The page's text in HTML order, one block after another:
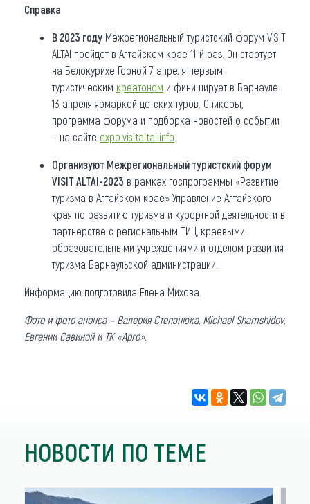
Справка
В 2023 году Межрегиональный туристский форум VISIT
ALTAI пройдет в Алтайском крае 11-й раз. Он стартует
на Белокурихе Горной 7 апреля первым
туристическим креатоном и финиширует в Барнауле
13 апреля ярмаркой детских туров. Спикеры,
программа форума и подборка новостей о событии
– на сайте expo.visitaltai.info
Организуют Межрегиональный туристский форум
VISIT ALTAI-2023 в рамках госпрограммы «Развитие
туризма в Алтайском крае» Управление Алтайского
края по развитию туризма и курортной деятельности в
партнерстве с региональным ТИЦ, краевыми
образовательными учреждениями и отделом развития
туризма Барнаульской администрации.
Информацию подготовила Елена Михова.
Фото и фото анонса – Валерия Степанюка, Michael Shamshidov,
Евгении Савиной и ТК «Арго».
НОВОСТИ ПО ТЕМЕ